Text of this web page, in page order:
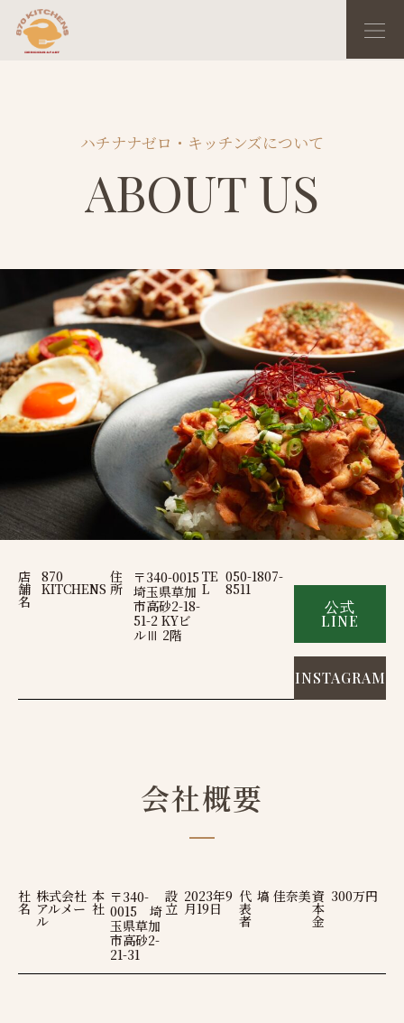
ハチナナゼロ・キッチンズについて
ABOUT US
店
舗
名
870
KITCHENS
住
所
〒340-0015
埼玉県草加
市高砂2-18-
51-2 KYビ
ルⅢ 2階
TE
L
050-1807-
8511
公式
LINE
INSTAGRAM
会社概要
社
名
株式会社
アルメー
ル
本
社
〒340-
0015 埼
玉県草加
市高砂2-
21-31
設
立
2023年9
月19日
代
表
者
塙 佳奈美資
本
金
300万円